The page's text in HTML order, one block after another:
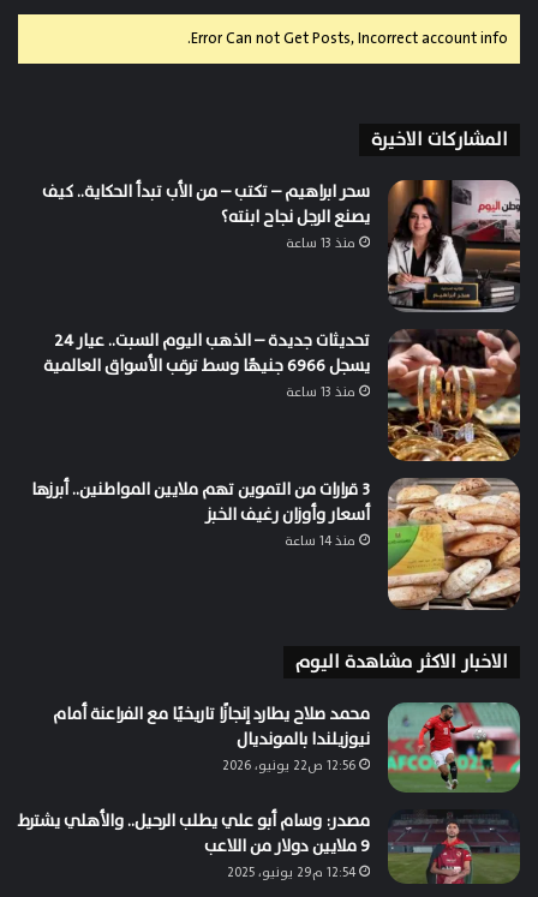
Error Can not Get Posts, Incorrect account info.
المشاركات الاخيرة
سحر ابراهيم – تكتب – من الأب تبدأ الحكاية.. كيف
يصنع الرجل نجاح ابنته؟
منذ 13 ساعة
تحديثات جديدة – الذهب اليوم السبت.. عيار 24
يسجل 6966 جنيهًا وسط ترقب الأسواق العالمية
منذ 13 ساعة
3 قرارات من التموين تهم ملايين المواطنين.. أبرزها
أسعار وأوزان رغيف الخبز
منذ 14 ساعة
الاخبار الاكثر مشاهدة اليوم
محمد صلاح يطارد إنجازًا تاريخيًا مع الفراعنة أمام
نيوزيلندا بالمونديال
12:56 ص22 يونيو، 2026
مصدر: وسام أبو علي يطلب الرحيل.. والأهلي يشترط
9 ملايين دولار من اللاعب
12:54 م29 يونيو، 2025